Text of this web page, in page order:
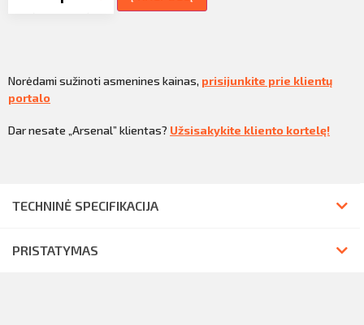
Norėdami sužinoti asmenines kainas, prisijunkite prie klientų
portalo
Dar nesate „Arsenal” klientas? Užsisakykite kliento kortelę!
TECHNINĖ SPECIFIKACIJA
PRISTATYMAS